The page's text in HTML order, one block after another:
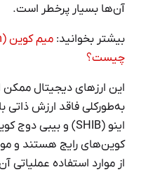
آن‌ها بسیار پرخطر است.
بیشتر بخوانید:
چیست؟
این ارزهای دیجیتال
کوین‌های رایج هستند و
از موارد استفاده